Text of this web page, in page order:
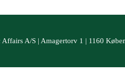
Affairs A/S | Amagertorv 1 | 1160